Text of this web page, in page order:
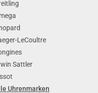
LeCoultre
Sattler
Uhrenmarken